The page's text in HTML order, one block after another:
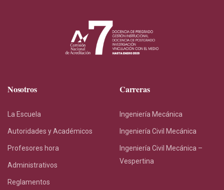
Nosotros
La Escuela
Autoridades y Académicos
Profesores hora
Administrativos
Reglamentos
Carreras
Ingeniería Mecánica
Ingeniería Civil Mecánica
Ingeniería Civil Mecánica –
Vespertina